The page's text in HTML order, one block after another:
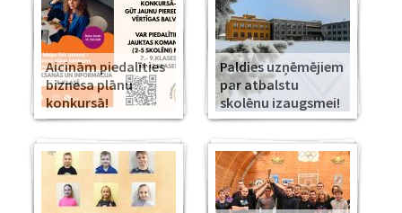
Aicinām piedalīties
biznesa plānu
konkursā!
Paldies uzņēmējiem
par atbalstu
skolēnu izaugsmei!